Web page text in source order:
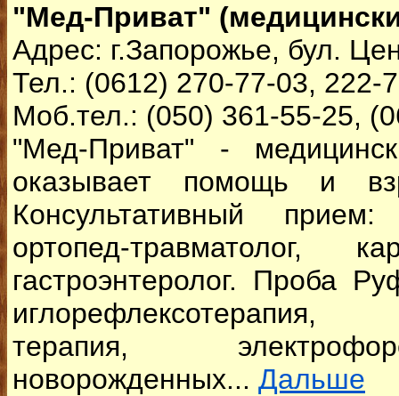
"Мед-Приват"
Адрес: г.Запорожье, бул.
Тел.: (0612) 270-77-03, 222-
Моб.тел.: (050) 361-55-25,
"Мед-Приват" -
оказывает помощь и
Консультативный
ортопед-травматолог,
гастроэнтеролог. Проба
иглорефлексотерапия,
терапия,
новорожденных... Дальше